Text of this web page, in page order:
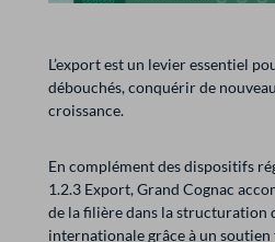
L’export est un levier essentiel
débouchés, conquérir de
croissance.
En complément des dispositifs
1.2.3 Export, Grand Cognac
de la filière dans la structuration
internationale grâce à un